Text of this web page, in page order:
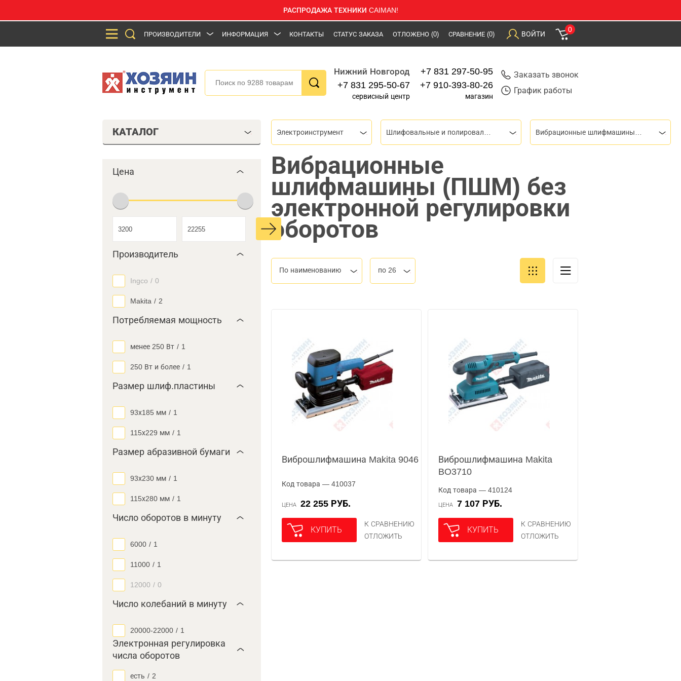
РАСПРОДАЖА ТЕХНИКИ CAIMAN!
ПРОИЗВОДИТЕЛИ ИНФОРМАЦИЯ КОНТАКТЫ СТАТУС ЗАКАЗА ОТЛОЖЕНО (0) СРАВНЕНИЕ (0) ВОЙТИ
0
Нижний Новгород
+7 831 295-50-67
сервисный центр
+7 831 297-50-95
+7 910-393-80-26
магазин
Заказать звонок
График работы
КАТАЛОГ
Цена
Производитель
Ingco / 0
Makita / 2
Потребляемая мощность
менее 250 Вт / 1
250 Вт и более / 1
Размер шлиф.пластины
93х185 мм / 1
115х229 мм / 1
Размер абразивной бумаги
93х230 мм / 1
115х280 мм / 1
Число оборотов в минуту
6000 / 1
11000 / 1
12000 / 0
Число колебаний в минуту
20000-22000 / 1
Электронная регулировка
числа оборотов
есть / 2
Электроинструмент
Вибрационные
шлифмашины (ПШМ) без
электронной регулировки
оборотов
По наименованию по 26
Виброшлифмашина Makita 9046
Код товара — 410037
ЦЕНА 22 255 РУБ.
КУПИТЬ
К СРАВНЕНИЮ
ОТЛОЖИТЬ
Виброшлифмашина Makita
BO3710
Код товара — 410124
ЦЕНА 7 107 РУБ.
КУПИТЬ
К СРАВНЕНИЮ
ОТЛОЖИТЬ